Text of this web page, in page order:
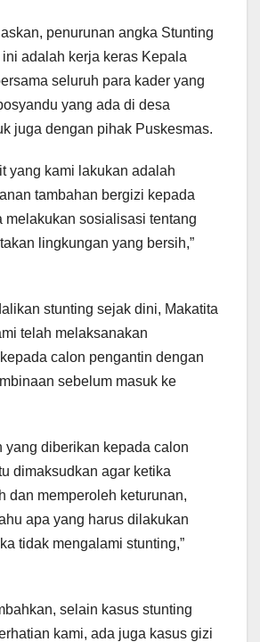
penurunan angka Stunting
adalah kerja keras Kepala
seluruh para kader yang
yang ada di desa
juga dengan pihak Puskesmas.
yang kami lakukan adalah
tambahan bergizi kepada
melakukan sosialisasi tentang
lingkungan yang bersih,”
stunting sejak dini, Makatita
telah melaksanakan
calon pengantin dengan
sebelum masuk ke
yang diberikan kepada calon
dimaksudkan agar ketika
dan memperoleh keturunan,
apa yang harus dilakukan
tidak mengalami stunting,”
selain kasus stunting
kami, ada juga kasus gizi